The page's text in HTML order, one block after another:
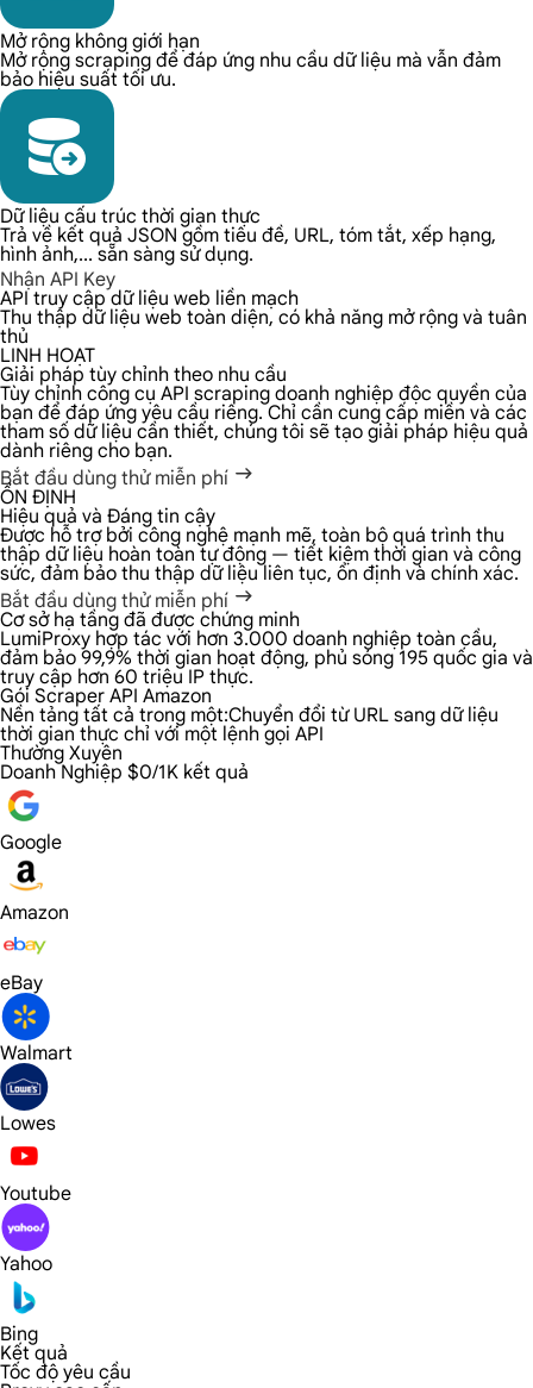
Mở rộng không giới hạn
Mở rộng scraping để đáp ứng nhu cầu dữ liệu mà vẫn đảm
bảo hiệu suất tối ưu.
Dữ liệu cấu trúc thời gian thực
Trả về kết quả JSON gồm tiêu đề, URL, tóm tắt, xếp hạng,
hình ảnh,... sẵn sàng sử dụng.
Nhận API Key
API truy cập dữ liệu web liền mạch
Thu thập dữ liệu web toàn diện, có khả năng mở rộng và tuân
thủ
LINH HOẠT
Giải pháp tùy chỉnh theo nhu cầu
Tùy chỉnh công cụ API scraping doanh nghiệp độc quyền của
bạn để đáp ứng yêu cầu riêng. Chỉ cần cung cấp miền và các
tham số dữ liệu cần thiết, chúng tôi sẽ tạo giải pháp hiệu quả
dành riêng cho bạn.
Bắt đầu dùng thử miễn phí
ỔN ĐỊNH
Hiệu quả và Đáng tin cậy
Được hỗ trợ bởi công nghệ mạnh mẽ, toàn bộ quá trình thu
thập dữ liệu hoàn toàn tự động — tiết kiệm thời gian và công
sức, đảm bảo thu thập dữ liệu liên tục, ổn định và chính xác.
Bắt đầu dùng thử miễn phí
Cơ sở hạ tầng đã được chứng minh
LumiProxy hợp tác với hơn 3.000 doanh nghiệp toàn cầu,
đảm bảo 99,9% thời gian hoạt động, phủ sóng 195 quốc gia và
truy cập hơn 60 triệu IP thực.
Gói Scraper API Amazon
Nền tảng tất cả trong một:Chuyển đổi từ URL sang dữ liệu
thời gian thực chỉ với một lệnh gọi API
Thường Xuyên
Doanh Nghiệp $0/1K kết quả
Google
Amazon
eBay
Walmart
Lowes
Youtube
Yahoo
Bing
Kết quả
Tốc độ yêu cầu